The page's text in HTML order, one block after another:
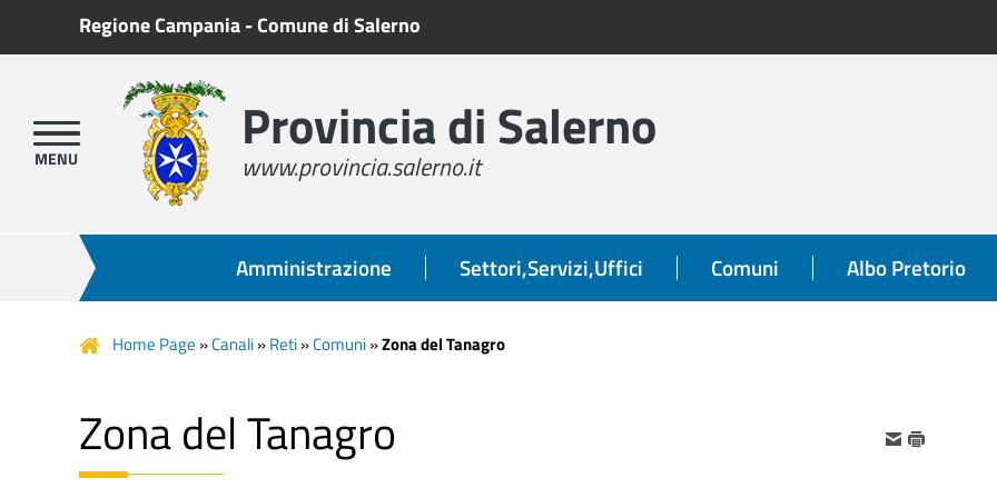
Regione Campania-Comune di Salerno
Provincia di Salerno
www.provincia.salerno.it
Amministrazione Settori,Servizi,Uffici Comuni Albo Pretorio
Home Page »Canali»Reti»Comuni»Zona del Tanagro
Zona del Tanagro